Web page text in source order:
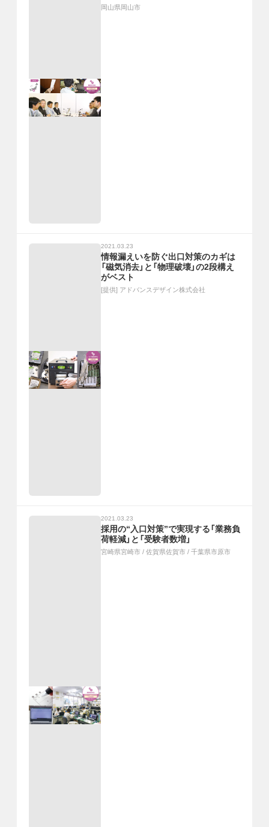
岡山県岡山市
2021.03.23
情報漏えいを防ぐ出口対策のカギは
「磁気消去」と「物理破壊」の2段構え
がベスト
[提供] アドバンスデザイン株式会社
2021.03.23
採用の“入口対策”で実現する「業務負
荷軽減」と「受験者数増」
宮崎県宮崎市 / 佐賀県佐賀市 / 千葉県市原市